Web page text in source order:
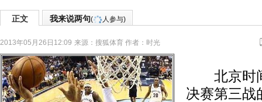
正文 我来说两句( 人参与)
2013年05月26日12:09 来源： 搜狐体育 作者：时光
北京时间
决赛第三战